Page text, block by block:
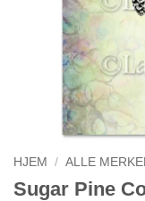
HJEM / ALLE
Sugar Pine